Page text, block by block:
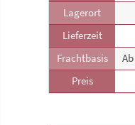
Lagerort
Lieferzeit
Frachtbasis
Preis